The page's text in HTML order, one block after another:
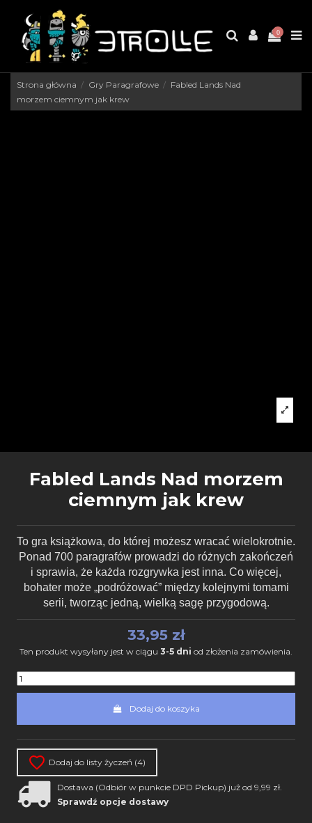
0
Strona główna Gry Paragrafowe
Fabled Lands Nad
morzem ciemnym jak krew
Fabled Lands Nad morzem
ciemnym jak krew
To gra książkowa, do której możesz wracać wielokrotnie.
Ponad 700 paragrafów prowadzi do różnych zakończeń
i sprawia, że każda rozgrywka jest inna. Co więcej,
bohater może „podróżować” między kolejnymi tomami
serii, tworząc jedną, wielką sagę przygodową.
33,95 zł
Ten produkt wysyłany jest w ciągu 3-5 dni od złożenia zamówienia.
Dodaj do koszyka
Dodaj do listy życzeń (4)
Dostawa (Odbiór w punkcie DPD Pickup) już od 9,99 zł.
Sprawdź opcje dostawy